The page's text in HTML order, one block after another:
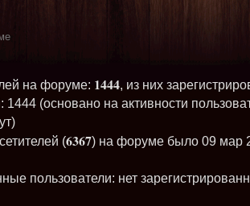
на форуме: 1444, из них
1444 (основано на активности
(6367) на форуме было 09 мар
пользователи: нет